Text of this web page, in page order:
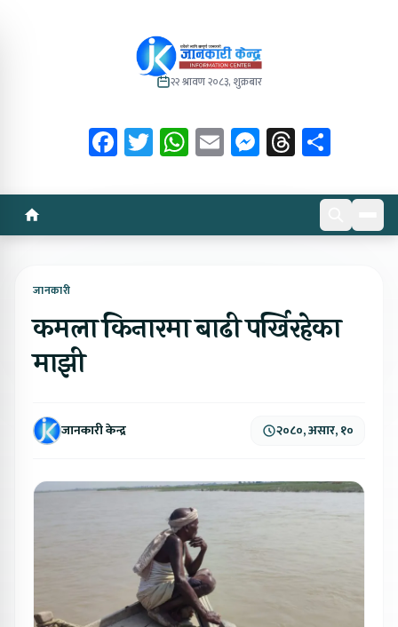
२२ श्रावण २०८३, शुक्रबार
Facebook
Twitter
WhatsApp
EmailMessenger
Threads
जानकारी
कमला किनारमा बाढी पर्खिरहेका
माझी
जानकारी केन्द्र २०८०, असार, १०